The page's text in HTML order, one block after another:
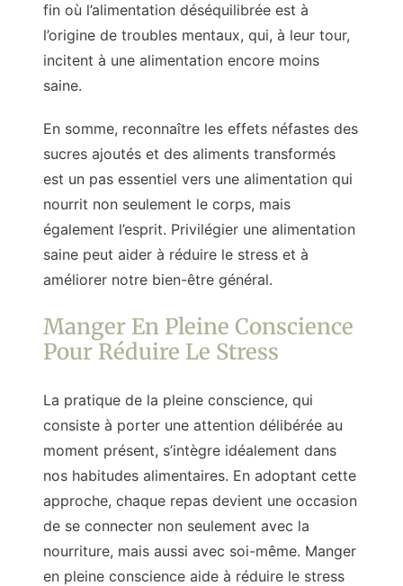
fin où l’alimentation déséquilibrée est à
l’origine de troubles mentaux, qui, à leur tour,
incitent à une alimentation encore moins
saine.
En somme, reconnaître les effets néfastes des
sucres ajoutés et des aliments transformés
est un pas essentiel vers une alimentation qui
nourrit non seulement le corps, mais
également l’esprit. Privilégier une alimentation
saine peut aider à réduire le stress et à
améliorer notre bien-être général.
Manger En Pleine Conscience
Pour Réduire Le Stress
La pratique de la pleine conscience, qui
consiste à porter une attention délibérée au
moment présent, s’intègre idéalement dans
nos habitudes alimentaires. En adoptant cette
approche, chaque repas devient une occasion
de se connecter non seulement avec la
nourriture, mais aussi avec soi-même. Manger
en pleine conscience aide à réduire le stress